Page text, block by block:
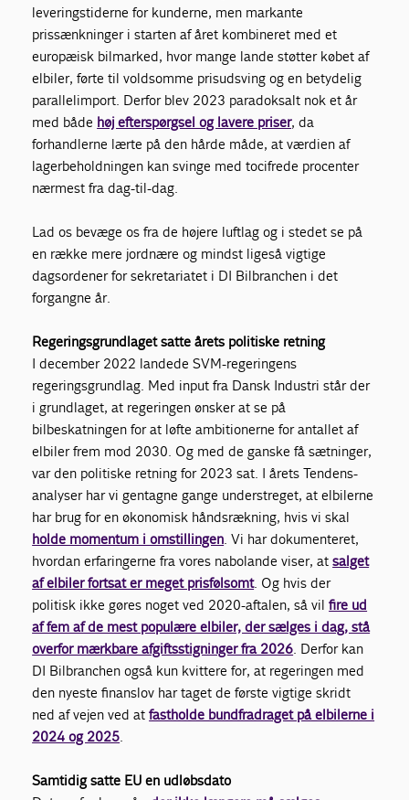
leveringstiderne for kunderne, men markante
prissænkninger i starten af året kombineret med et
europæisk bilmarked, hvor mange lande støtter købet af
elbiler, førte til voldsomme prisudsving og en betydelig
parallelimport. Derfor blev 2023 paradoksalt nok et år
med både høj efterspørgsel og lavere priser, da
forhandlerne lærte på den hårde måde, at værdien af
lagerbeholdningen kan svinge med tocifrede procenter
nærmest fra dag-til-dag.
Lad os bevæge os fra de højere luftlag og i stedet se på
en række mere jordnære og mindst ligeså vigtige
dagsordener for sekretariatet i DI Bilbranchen i det
forgangne år.
Regeringsgrundlaget satte årets politiske retning
I december 2022 landede SVM-regeringens
regeringsgrundlag. Med input fra Dansk Industri står der
i grundlaget, at regeringen ønsker at se på
bilbeskatningen for at løfte ambitionerne for antallet af
elbiler frem mod 2030. Og med de ganske få sætninger,
var den politiske retning for 2023 sat. I årets Tendens-
analyser har vi gentagne gange understreget, at elbilerne
har brug for en økonomisk håndsrækning, hvis vi skal
holde momentum i omstillingen . Vi har dokumenteret,
hvordan erfaringerne fra vores nabolande viser, atsalget
af elbiler fortsat er meget prisfølsomt. Og hvis der
politisk ikke gøres noget ved 2020-aftalen, så vilfire ud
af fem af de mest populære elbiler, der sælges i dag, stå
overfor mærkbare afgiftsstigninger fra 2026 . Derfor kan
DI Bilbranchen også kun kvittere for, at regeringen med
den nyeste finanslov har taget de første vigtige skridt
ned af vejen ved atfastholde bundfradraget på elbilerne i
2024 og 2025
Samtidig satte EU en udløbsdato